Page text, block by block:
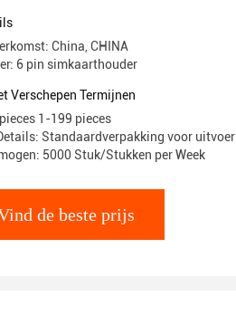
China, CHINA
6 pin simkaarthouder
Verschepen Termijnen
1-199 pieces
Standaardverpakking voor uitvoer
5000 Stuk/Stukken per Week
de beste prijs